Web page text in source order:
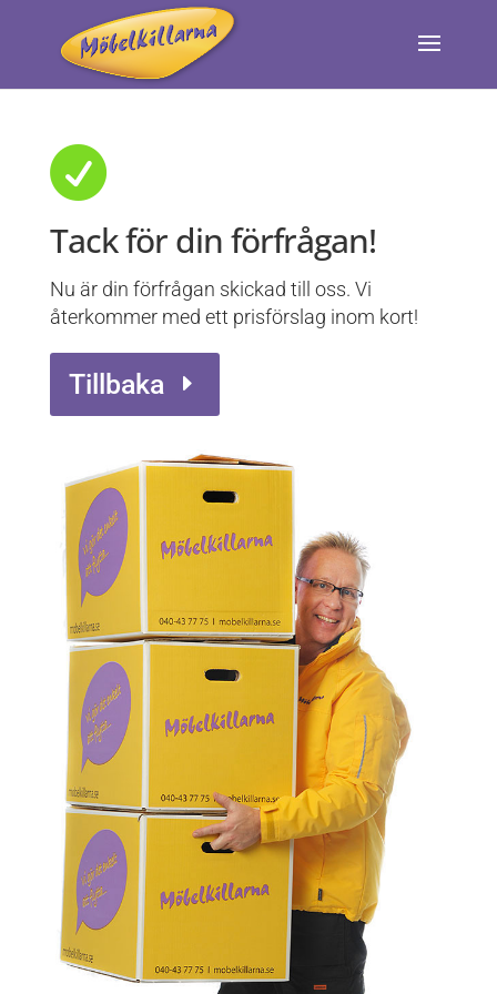

Tack för din förfrågan!
Nu är din förfrågan skickad till oss. Vi
återkommer med ett prisförslag inom kort!
Tillbaka